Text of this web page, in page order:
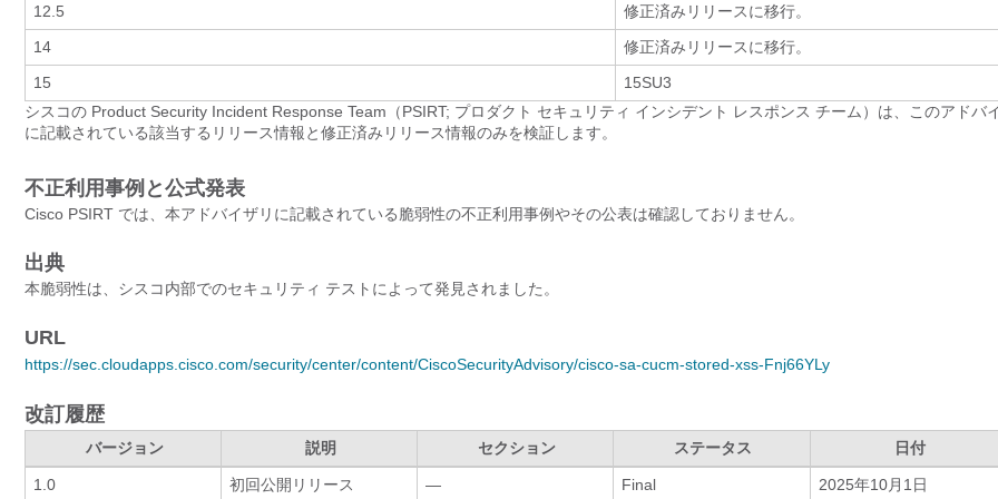
12.5
修正済みリリースに移行。
14
修正済みリリースに移行。
15
15SU3
シスコの Product Security Incident Response Team（PSIRT; プロダクト セキュリティ インシデント レスポンス チーム）は、このアドバ
に記載されている該当するリリース情報と修正済みリリース情報のみを検証します。
不正利用事例と公式発表
Cisco PSIRT では、本アドバイザリに記載されている脆弱性の不正利用事例やその公表は確認しておりません。
出典
本脆弱性は、シスコ内部でのセキュリティ テストによって発見されました。
URL
https://sec.cloudapps.cisco.com/security/center/content/CiscoSecurityAdvisory/cisco-sa-cucm-stored-xss-Fnj66YLy
改訂履歴
バージョン 説明 セクション ステータス 日付
1.0 初回公開リリース — Final 2025年10月1日